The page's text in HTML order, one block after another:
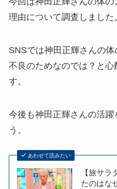
理由について調査しました
SNSでは神田正輝さんの
不良のためなのでは？と
す。
今後も神田正輝さんの活躍
う。
あわせて読みたい
【旅サ
たのはな